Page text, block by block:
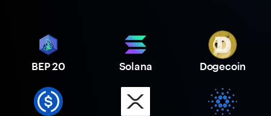
BEP 20 Solana Dogecoin